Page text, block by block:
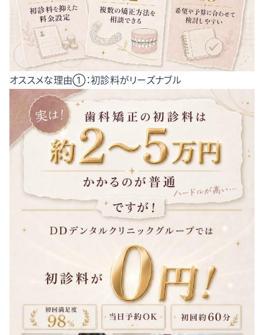
オススメな理由①：初診料がリーズナブル